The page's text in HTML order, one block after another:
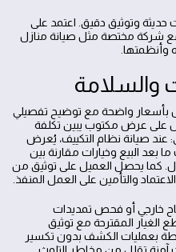
حديثة وتوثيق دقيق. اعتمد على
شركة مختصة مثل صيانة منازل
وأنظمتها.
والسلامة
بأسعار واضحة مع توضيح تفصيلي
على عرض مكتوب يبين تكلفة
عند صيانة نظام التكييف، يُعرض
بعد البيع وخيارات مقارنة بين
كما يحصل العميل على توثيق من
والتأمين على العمل المنفذ.
خارجي أو فحص تمديدات
الغيار المقترحة مع توثيق
بعمليات الكشف بدون تكسير